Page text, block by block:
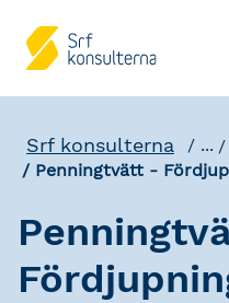
Srf konsulterna ...
Penningtvätt -